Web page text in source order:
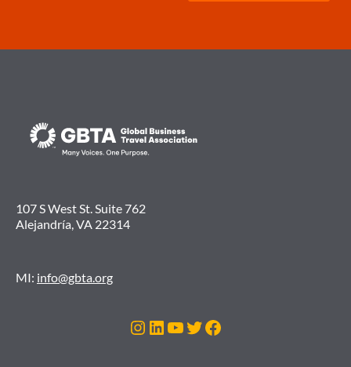
107 S West St. Suite 762
Alejandría, VA 22314
MI: info@gbta.org
Instagram
LinkedIn
YouTube
Twitter
Facebook